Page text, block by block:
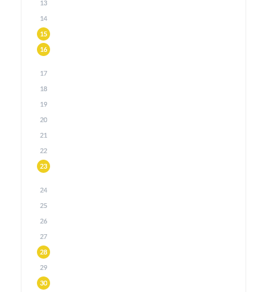
13
14
15
16
17
18
19
20
21
22
23
24
25
26
27
28
29
30